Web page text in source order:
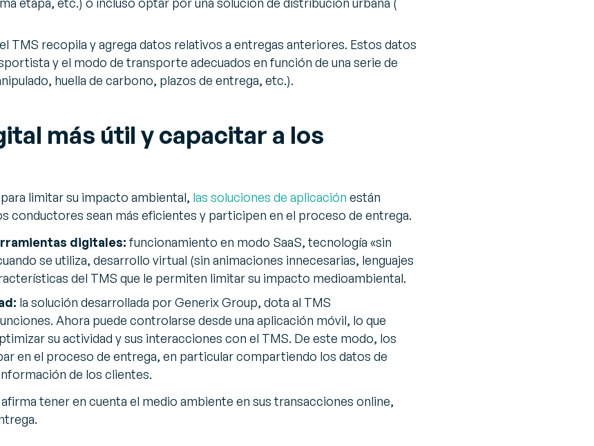
el TMS recopila y agrega datos relativos a entregas anteriores. Estos datos
y el modo de transporte adecuados en función de una serie de
huella de carbono, plazos de entrega, etc.).
más útil y capacitar a los
limitar su impacto ambiental, las soluciones de aplicación están
conductores sean más eficientes y participen en el proceso de entrega.
digitales: funcionamiento en modo SaaS, tecnología «sin
se utiliza, desarrollo virtual (sin animaciones innecesarias, lenguajes
del TMS que le permiten limitar su impacto medioambiental.
la solución desarrollada por Generix Group, dota al TMS
Ahora puede controlarse desde una aplicación móvil, lo que
su actividad y sus interacciones con el TMS. De este modo, los
en el proceso de entrega, en particular compartiendo los datos de
de los clientes.
tener en cuenta el medio ambiente en sus transacciones online,